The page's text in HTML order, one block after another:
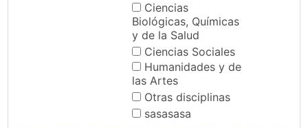
Ciencias
Biológicas, Químicas
y de la Salud
Ciencias Sociales
Humanidades y de
las Artes
Otras disciplinas
sasasasa